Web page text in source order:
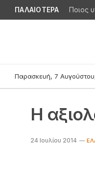
ΠΑΛΑΙΟΤΕΡΑ Ποιος
Παρασκευή, 7
Η
24 Ιουλίου 2014